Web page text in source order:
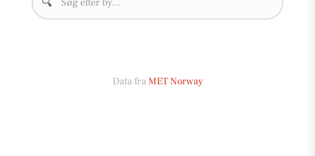
Data fraMET Norway